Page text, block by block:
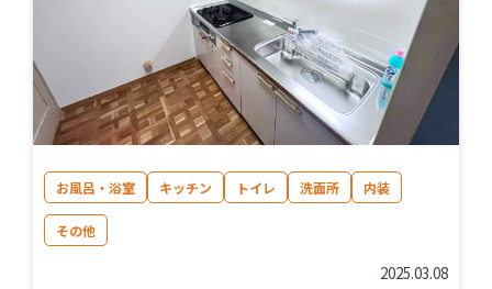
お風呂・浴室 キッチン トイレ 洗面所 内装
その他
2025.03.08